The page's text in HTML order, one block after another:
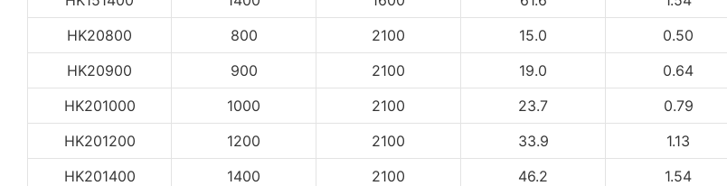
HK20800
800 2100 15.0 0.50
HK20900
900 2100 19.0 0.64
HK201000
1000 2100 23.7 0.79
HK201200
1200 2100 33.9 1.13
HK201400
1400 2100 46.2 1.54